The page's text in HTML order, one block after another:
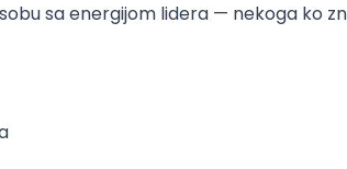
sa energijom lidera — nekoga ko